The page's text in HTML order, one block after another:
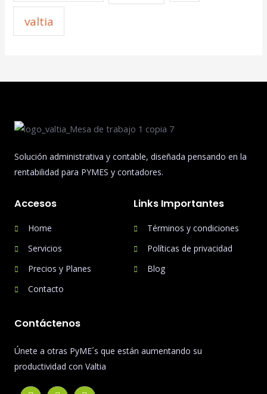
valtia
Solución administrativa y contable, diseñada pensando en la
rentabilidad para PYMES y contadores.
Accesos
Home
Servicios
Precios y Planes
Contacto
Links Importantes
Términos y condiciones
Políticas de privacidad
Blog
Contáctenos
Únete a otras PyME´s que están aumentando su
productividad con Valtia